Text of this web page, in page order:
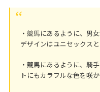
・競馬にあるように、男
デザインはユニセックス
・競馬にあるように、騎
トにもカラフルな色を咲